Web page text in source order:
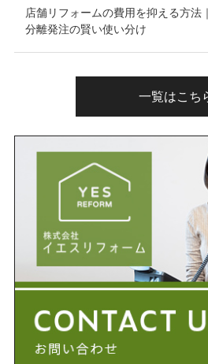
店舗リフォームの費用を抑える方法
分離発注の賢い使い分け
一覧はこち